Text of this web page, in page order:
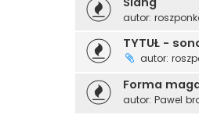
autor:
TYTUŁ -
autor:
Forma
autor: Pawel